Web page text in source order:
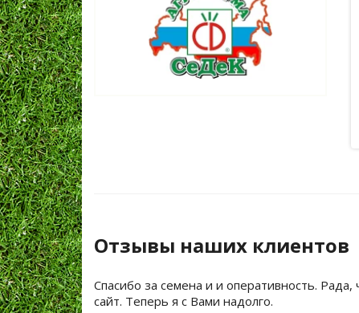
Отзывы наших клиентов
Спасибо за семена и и оперативность. Рада,
сайт. Теперь я с Вами надолго.